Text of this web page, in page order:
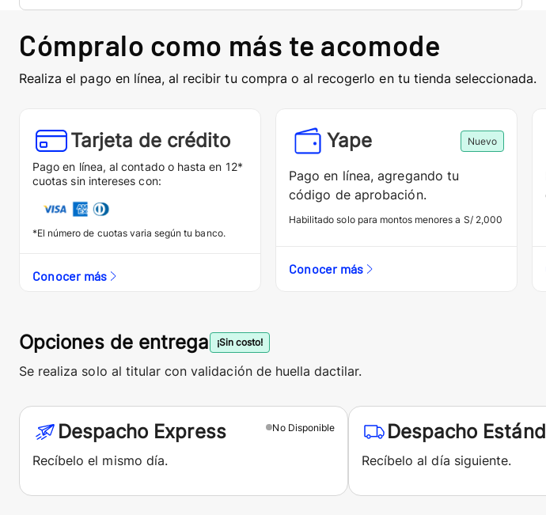
Cómpralo como más te acomode
Realiza el pago en línea, al recibir tu compra o al recogerlo en tu tienda seleccionada.
Tarjeta de crédito
Pago en línea, al contado o hasta en 12*
cuotas sin intereses con:
*El número de cuotas varia según tu banco.
Conocer más
Yape Nuevo
Pago en línea, agregando tu
código de aprobación.
Habilitado solo para montos menores a S/ 2,000
Conocer más
Opciones de entrega ¡Sin costo!
Se realiza solo al titular con validación de huella dactilar.
No Disponible
Despacho Express
Recíbelo el mismo día.
Despacho
Recíbelo al día siguiente.